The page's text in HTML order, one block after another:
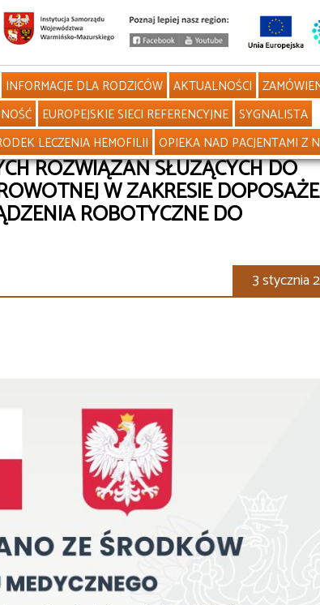
INFORMACJE DLA RODZICÓW AKTUALNOŚCI
EUROPEJSKIE SIECI REFERENCYJNE SYGNALISTA
LECZENIA HEMOFILII OPIEKA NAD PACJENTAMI Z
ROZWIĄZAŃ SŁUŻĄCYCH DO
W ZAKRESIE
ROBOTYCZNE DO
3 stycznia